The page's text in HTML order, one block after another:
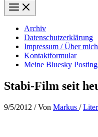
Main
Menu
Archiv
Datenschutzerklärung
Impressum / Über mich
Kontaktformular
Meine Bluesky
Stabi-Film seit
9/5/2012 / Von Markus /